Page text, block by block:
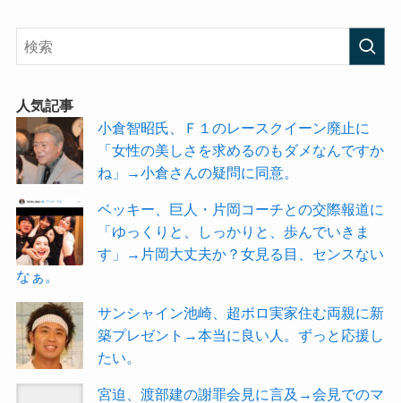
人気記事
小倉智昭氏、Ｆ１のレースクイーン廃止に
「女性の美しさを求めるのもダメなんですか
ね」→小倉さんの疑問に同意。
ベッキー、巨人・片岡コーチとの交際報道に
「ゆっくりと、しっかりと、歩んでいきま
す」→片岡大丈夫か？女見る目、センスない
なぁ。
サンシャイン池崎、超ボロ実家住む両親に新
築プレゼント→本当に良い人。ずっと応援し
たい。
宮迫、渡部建の謝罪会見に言及→会見でのマ